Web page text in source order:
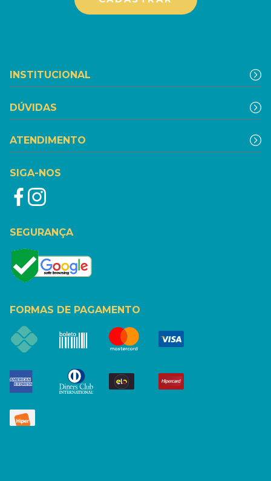
INSTITUCIONAL
DÚVIDAS
ATENDIMENTO
SIGA-NOS
SEGURANÇA
FORMAS DE PAGAMENTO